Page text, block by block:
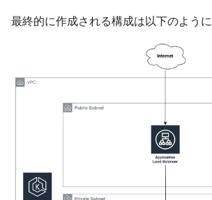
AccessToken
MCP Server
Report
Auto-Scaling GroupにLBの
ALBを作成する
ALBリスナールールを作成
ALBからEKSへの通信を許
可する
Report API
Organization API
最終的に作成される構成は以下のよう